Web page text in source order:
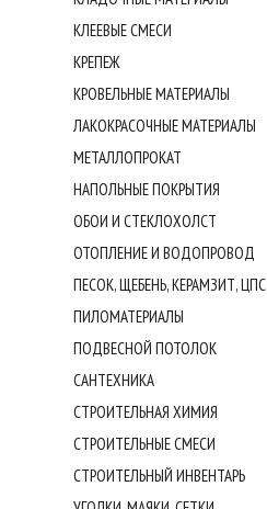
КЛЕЕВЫЕ СМЕСИ
КРЕПЕЖ
КРОВЕЛЬНЫЕ МАТЕРИАЛЫ
ЛАКОКРАСОЧНЫЕ МАТЕРИАЛЫ
МЕТАЛЛОПРОКАТ
НАПОЛЬНЫЕ ПОКРЫТИЯ
ОБОИ И СТЕКЛОХОЛСТ
ОТОПЛЕНИЕ И ВОДОПРОВОД
ПЕСОК, ЩЕБЕНЬ, КЕРАМЗИТ, ЦПС
ПИЛОМАТЕРИАЛЫ
ПОДВЕСНОЙ ПОТОЛОК
САНТЕХНИКА
СТРОИТЕЛЬНАЯ ХИМИЯ
СТРОИТЕЛЬНЫЕ СМЕСИ
СТРОИТЕЛЬНЫЙ ИНВЕНТАРЬ